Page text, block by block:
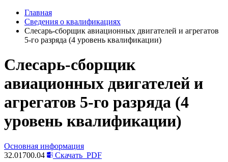
Главная
Сведения о квалификациях
Слесарь-сборщик авиационных двигателей и агрегатов
5-го разряда (4 уровень квалификации)
Слесарь-сборщик
авиационных двигателей и
агрегатов 5-го разряда (4
уровень квалификации)
Основная информация
32.01700.04
Скачать PDF